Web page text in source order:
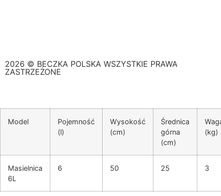
2026 © BECZKA POLSKA WSZYSTKIE PRAWA
ZASTRZEŻONE
Model
Pojemność
(l)
Wysokość
(cm)
Średnica
górna
(cm)
(kg)
Masielnica
6L
6 50 25 3